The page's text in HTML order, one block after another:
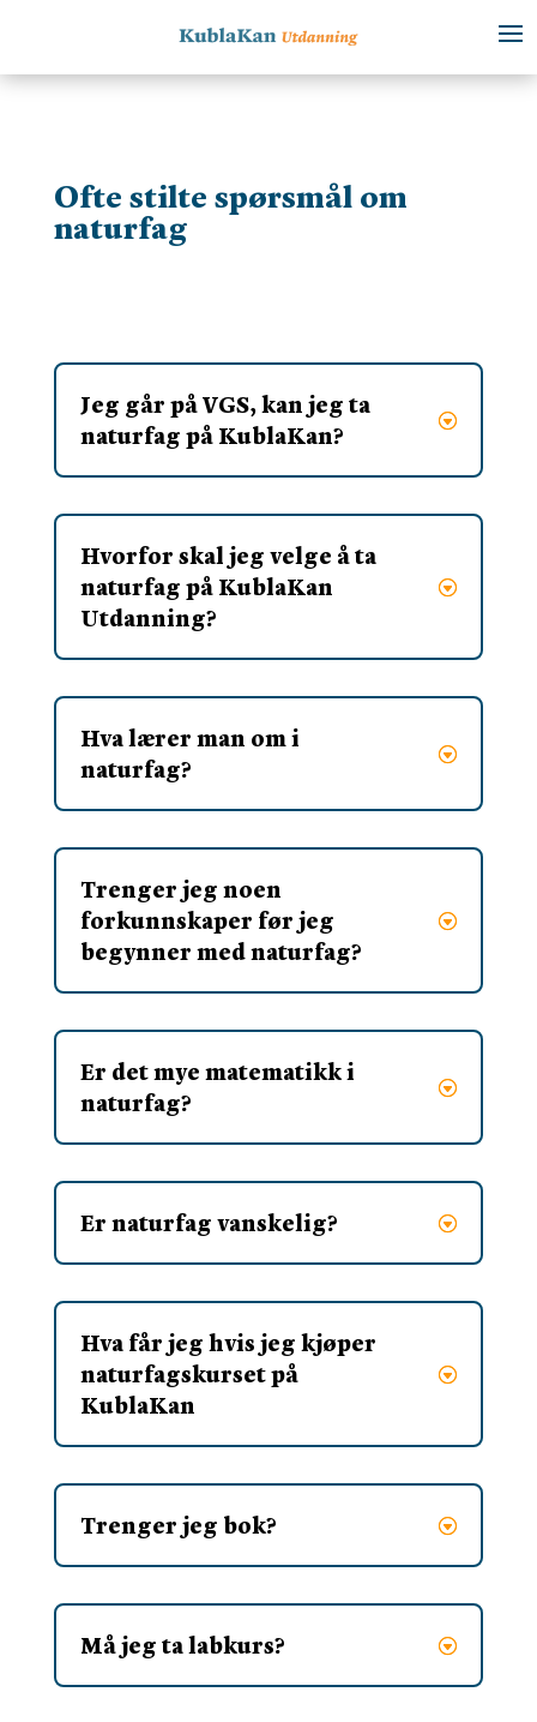
Ofte stilte spørsmål om
naturfag
Jeg går på VGS, kan jeg ta
naturfag på KublaKan?
Hvorfor skal jeg velge å ta
naturfag på KublaKan
Utdanning?
Hva lærer man om i
naturfag?
Trenger jeg noen
forkunnskaper før jeg
begynner med naturfag?
Er det mye matematikk i
naturfag?
Er naturfag vanskelig?
Hva får jeg hvis jeg kjøper
naturfagskurset på
KublaKan
Trenger jeg bok?
Må jeg ta labkurs?